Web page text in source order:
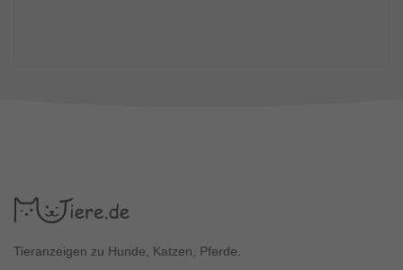
Tieranzeigen zu Hunde, Katzen, Pferde.